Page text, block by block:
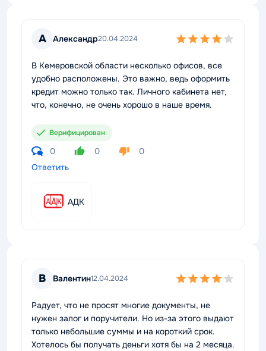
А Александр20.04.2024
В Кемеровской области несколько офисов, все
удобно расположены. Это важно, ведь оформить
кредит можно только так. Личного кабинета нет,
что, конечно, не очень хорошо в наше время.
Верифицирован
0 0
0
Ответить
АДК
В Валентин12.04.2024
Радует, что не просят многие документы, не
нужен залог и поручители. Но из-за этого выдают
только небольшие суммы и на короткий срок.
Хотелось бы получать деньги хотя бы на 2 месяца.